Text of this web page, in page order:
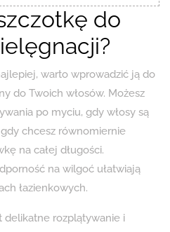
do
warto wprowadzić ją do
do Twoich włosów. Możesz
po myciu, gdy włosy są
chcesz równomiernie
na całej długości.
na wilgoć ułatwiają
łazienkowych.
delikatne rozplątywanie i